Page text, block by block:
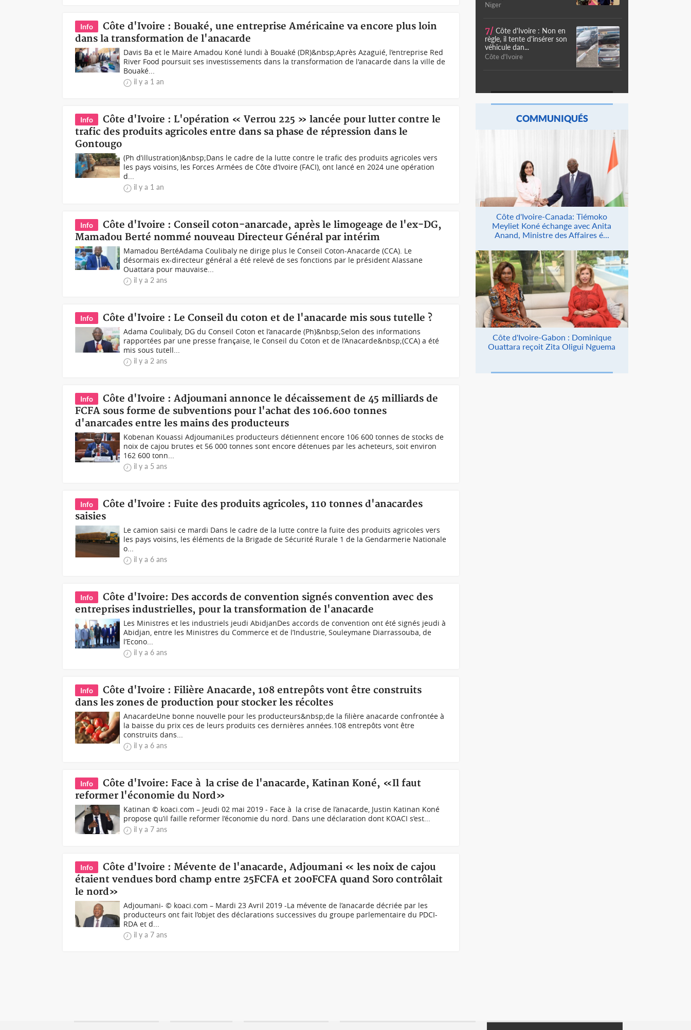
Info
Côte d'Ivoire : Bouaké, une entreprise Américaine va encore plus loin
dans la transformation de l'anacarde
Davis Ba et le Maire Amadou Koné lundi à Bouaké (DR)&nbsp;Après Azaguié, l’entreprise Red
River Food poursuit ses investissements dans la transformation de l'anacarde dans la ville de
Bouaké...
il y a 1 an
Info
Côte d'Ivoire : L'opération « Verrou 225 » lancée pour lutter contre le
trafic des produits agricoles entre dans sa phase de répression dans le
Gontougo
(Ph d’illustration)&nbsp;Dans le cadre de la lutte contre le trafic des produits agricoles vers
les pays voisins, les Forces Armées de Côte d’Ivoire (FACI), ont lancé en 2024 une opération
d...
il y a 1 an
Info
Côte d'Ivoire : Conseil coton-anarcade, après le limogeage de l'ex-DG,
Mamadou Berté nommé nouveau Directeur Général par intérim
Mamadou BertéAdama Coulibaly ne dirige plus le Conseil Coton-Anacarde (CCA). Le
désormais ex-directeur général a été relevé de ses fonctions par le président Alassane
Ouattara pour mauvaise...
il y a 2 ans
Info Côte d'Ivoire : Le Conseil du coton et de l'anacarde mis sous tutelle ?
Adama Coulibaly, DG du Conseil Coton et l’anacarde (Ph)&nbsp;Selon des informations
rapportées par une presse française, le Conseil du Coton et de l’Anacarde&nbsp;(CCA) a été
mis sous tutell...
il y a 2 ans
Info
Côte d'Ivoire : Adjoumani annonce le décaissement de 45 milliards de
FCFA sous forme de subventions pour l'achat des 106.600 tonnes
d'anarcades entre les mains des producteurs
Kobenan Kouassi AdjoumaniLes producteurs détiennent encore 106 600 tonnes de stocks de
noix de cajou brutes et 56 000 tonnes sont encore détenues par les acheteurs, soit environ
162 600 tonn...
il y a 5 ans
Info
Côte d'Ivoire : Fuite des produits agricoles, 110 tonnes d'anacardes
saisies
Le camion saisi ce mardi Dans le cadre de la lutte contre la fuite des produits agricoles vers
les pays voisins, les éléments de la Brigade de Sécurité Rurale 1 de la Gendarmerie Nationale
o...
il y a 6 ans
Info
Côte d'Ivoire: Des accords de convention signés convention avec des
entreprises industrielles, pour la transformation de l'anacarde
Les Ministres et les industriels jeudi AbidjanDes accords de convention ont été signés jeudi à
Abidjan, entre les Ministres du Commerce et de l’Industrie, Souleymane Diarrassouba, de
l’Econo...
il y a 6 ans
Info
Côte d'Ivoire : Filière Anacarde, 108 entrepôts vont être construits
dans les zones de production pour stocker les récoltes
AnacardeUne bonne nouvelle pour les producteurs&nbsp;de la filière anacarde confrontée à
la baisse du prix ces de leurs produits ces dernières années.108 entrepôts vont être
construits dans...
il y a 6 ans
Info
Côte d'Ivoire: Face à la crise de l'anacarde, Katinan Koné, «Il faut
reformer l'économie du Nord»
Katinan © koaci.com – Jeudi 02 mai 2019 - Face à la crise de l’anacarde, Justin Katinan Koné
propose qu’il faille reformer l’économie du nord. Dans une déclaration dont KOACI s’est...
il y a 7 ans
Info
Côte d'Ivoire : Mévente de l'anacarde, Adjoumani « les noix de cajou
étaient vendues bord champ entre 25FCFA et 200FCFA quand Soro contrôlait
le nord»
Adjoumani- © koaci.com – Mardi 23 Avril 2019 -La mévente de l’anacarde décriée par les
producteurs ont fait l’objet des déclarations successives du groupe parlementaire du PDCI-
RDA et d...
il y a 7 ans
Niger
7/ Côte d'Ivoire : Non en
règle, il tente d'insérer son
véhicule dan...
Côte d'Ivoire
COMMUNIQUÉS
Côte d'Ivoire-Canada: Tiémoko
Meyliet Koné échange avec Anita
Anand, Ministre des Affaires é...
Côte d'Ivoire-Gabon : Dominique
Ouattara reçoit Zita Oligui Nguema